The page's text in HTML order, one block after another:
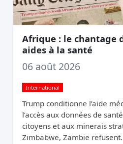
Afrique : le chantage
aides à la santé
06 août 2026
International
Trump conditionne l’aide
l’accès aux données de
citoyens et aux minerais
Zimbabwe, Zambie